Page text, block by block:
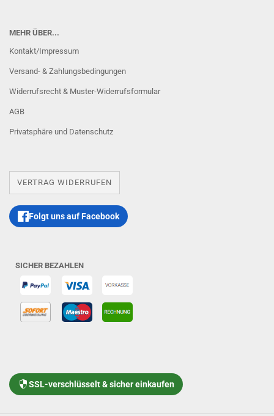
MEHR ÜBER...
Kontakt/Impressum
Versand- & Zahlungsbedingungen
Widerrufsrecht & Muster-Widerrufsformular
AGB
Privatsphäre und Datenschutz
VERTRAG WIDERRUFEN
Folgt uns auf Facebook
SICHER BEZAHLEN
SSL-verschlüsselt & sicher einkaufen